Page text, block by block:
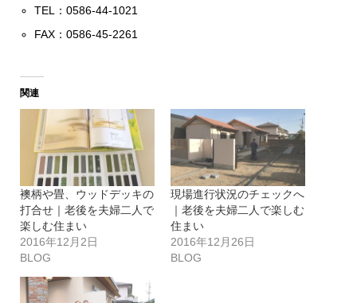
TEL：0586-44-1021
FAX：0586-45-2261
関連
襖柄や畳、ウッドデッキの
打合せ｜老後を夫婦二人で
楽しむ住まい
2016年12月2日
BLOG
現場進行状況のチェックへ
｜老後を夫婦二人で楽しむ
住まい
2016年12月26日
BLOG